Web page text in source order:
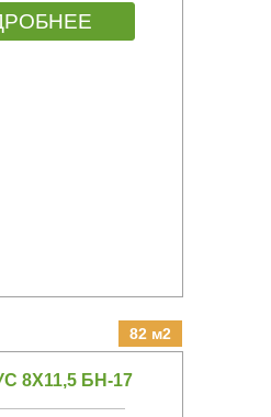
82 м2
8Х11,5 БН-17